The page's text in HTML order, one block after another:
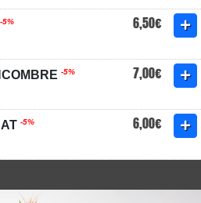
-5% 6,50€
-5% 7,00€
-5% 6,00€